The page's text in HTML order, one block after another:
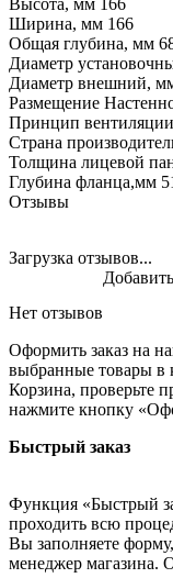
Высота, мм 166
Ширина, мм 166
Общая глубина, мм
Диаметр
Диаметр внешний,
Размещение
Принцип
Страна
Толщина лицевой
Глубина фланца,мм
Отзывы
Загрузка отзывов...
Нет отзывов
Оформить заказ на
выбранные товары в
Корзина, проверьте
нажмите кнопку
Быстрый заказ
Функция «Быстрый
проходить всю
Вы заполняете
менеджер магазина.